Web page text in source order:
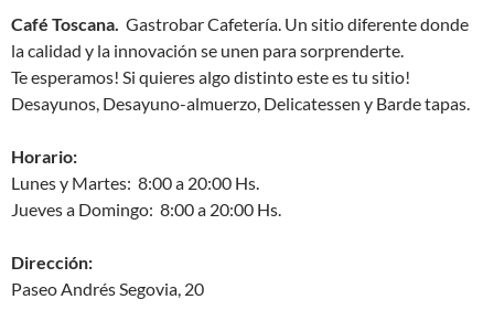
Café Toscana. Gastrobar Cafetería. Un sitio diferente donde
la calidad y la innovación se unen para sorprenderte.
Te esperamos! Si quieres algo distinto este es tu sitio!
Desayunos, Desayuno-almuerzo, Delicatessen y Barde tapas.
Horario:
Lunes y Martes: 8:00 a 20:00 Hs.
Jueves a Domingo: 8:00 a 20:00 Hs.
Dirección:
Paseo Andrés Segovia, 20